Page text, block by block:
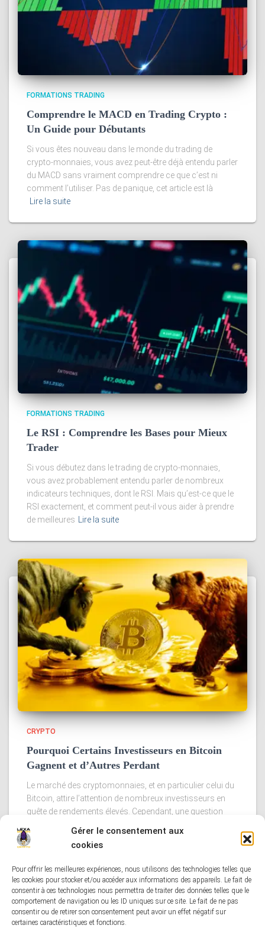
Gérer le consentement aux
cookies
Pour offrir les meilleures expériences, nous utilisons des technologies telles que
les cookies pour stocker et/ou accéder aux informations des appareils. Le fait de
consentir à ces technologies nous permettra de traiter des données telles que le
comportement de navigation ou les ID uniques sur ce site. Le fait de ne pas
consentir ou de retirer son consentement peut avoir un effet négatif sur
certaines caractéristiques et fonctions.
FORMATIONS TRADING
Comprendre le MACD en Trading Crypto :
Un Guide pour Débutants
Si vous êtes nouveau dans le monde du trading de
crypto-monnaies, vous avez peut-être déjà entendu parler
du MACD sans vraiment comprendre ce que c’est ni
comment l’utiliser. Pas de panique, cet article est là
Lire la suite
FORMATIONS TRADING
Le RSI : Comprendre les Bases pour Mieux
Trader
Si vous débutez dans le trading de crypto-monnaies,
vous avez probablement entendu parler de nombreux
indicateurs techniques, dont le RSI. Mais qu’est-ce que le
RSI exactement, et comment peut-il vous aider à prendre
de meilleures Lire la suite
CRYPTO
Pourquoi Certains Investisseurs en Bitcoin
Gagnent et d’Autres Perdant
Le marché des cryptomonnaies, et en particulier celui du
Bitcoin, attire l’attention de nombreux investisseurs en
quête de rendements élevés. Cependant, une question
tirer profit de leurs investissements
CONDITIONS GÉNÉRALES DE VENTE